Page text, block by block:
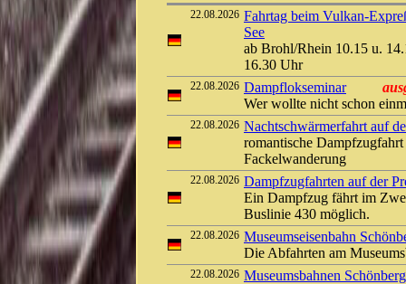
22.08.2026 Fahrtag beim Vulkan-
See
ab Brohl/Rhein 10.15 u.
16.30 Uhr
22.08.2026 Dampflokseminar
Wer wollte nicht schon
22.08.2026 Nachtschwärmerfahrt auf
romantische
Fackelwanderung
22.08.2026 Dampfzugfahrten auf der
Ein Dampfzug fährt im
Buslinie 430 möglich.
22.08.2026 Museumseisenbahn
Die Abfahrten am
22.08.2026 Museumsbahnen